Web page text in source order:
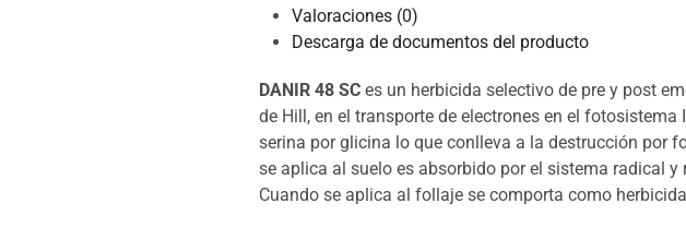
Valoraciones (0)
Descarga de documentos del producto
DANIR 48 SC es un herbicida selectivo de pre y post
de Hill, en el transporte de electrones en el
serina por glicina lo que conlleva a la destrucción por
se aplica al suelo es absorbido por el sistema radical
Cuando se aplica al follaje se comporta como